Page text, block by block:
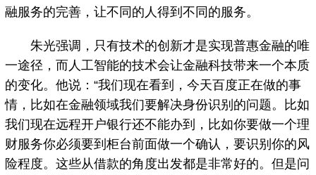
融服务的完善，让不同的人得到不同的服务。
朱光强调，只有技术的创新才是实现普惠金融的唯
一途径，而人工智能的技术会让金融科技带来一个本质
的变化。他说：“我们现在看到，今天百度正在做的事
情，比如在金融领域我们要解决身份识别的问题。比如
我们现在远程开户银行还不能办到，比如你要做一个理
财服务你必须要到柜台前面做一个确认，要识别你的风
险程度。这些从借款的角度出发都是非常好的。但是问